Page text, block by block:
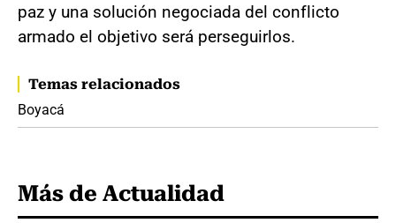
paz y una solución negociada del conflicto
armado el objetivo será perseguirlos.
Temas relacionados
Boyacá
Más de Actualidad